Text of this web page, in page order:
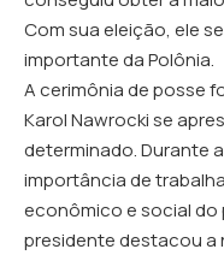
Com sua eleição, ele
importante da Polônia.
A cerimônia de posse
Karol Nawrocki se
determinado. Durante
importância de
econômico e social do
presidente destacou a